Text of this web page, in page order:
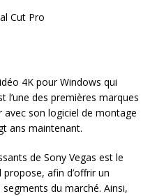
Cut Pro
4K pour Windows qui
l’une des premières marques
son logiciel de montage
ans maintenant.
de Sony Vegas est le
afin d’offrir un
du marché. Ainsi,